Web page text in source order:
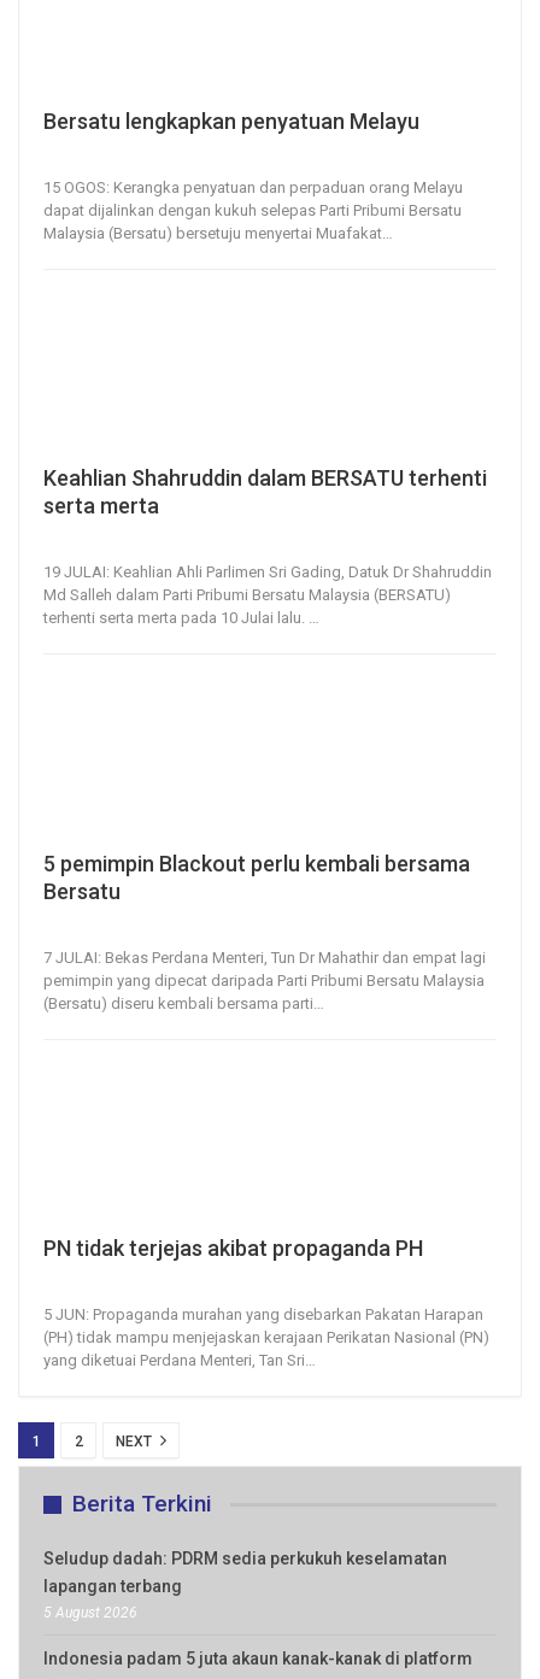
Bersatu lengkapkan penyatuan Melayu
15 OGOS: Kerangka penyatuan dan perpaduan orang Melayu
dapat dijalinkan dengan kukuh selepas Parti Pribumi Bersatu
Malaysia (Bersatu) bersetuju menyertai Muafakat…
Keahlian Shahruddin dalam BERSATU terhenti
serta merta
19 JULAI: Keahlian Ahli Parlimen Sri Gading, Datuk Dr Shahruddin
Md Salleh dalam Parti Pribumi Bersatu Malaysia (BERSATU)
terhenti serta merta pada 10 Julai lalu. …
5 pemimpin Blackout perlu kembali bersama
Bersatu
7 JULAI: Bekas Perdana Menteri, Tun Dr Mahathir dan empat lagi
pemimpin yang dipecat daripada Parti Pribumi Bersatu Malaysia
(Bersatu) diseru kembali bersama parti
PN tidak terjejas akibat propaganda PH
5 JUN: Propaganda murahan yang disebarkan Pakatan Harapan
(PH) tidak mampu menjejaskan kerajaan Perikatan Nasional (PN)
yang diketuai Perdana Menteri, Tan Sri…
1 2 NEXT
Berita Terkini
Seludup dadah: PDRM sedia perkukuh keselamatan
lapangan terbang
5 August 2026
Indonesia padam 5 juta akaun kanak-kanak di platform